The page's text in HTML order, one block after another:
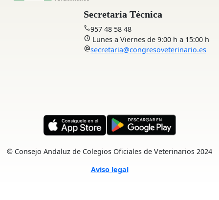
Secretaría Técnica
call957 48 58 48
schedule Lunes a Viernes de 9:00 h a 15:00 h
alternate_emailsecretaria@congresoveterinario.es
© Consejo Andaluz de Colegios Oficiales de Veterinarios 2024
Aviso legal